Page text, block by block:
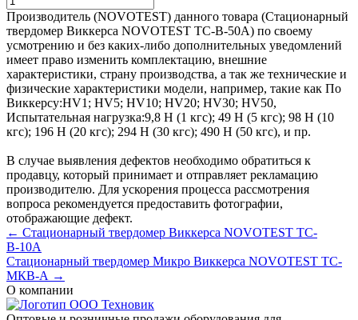
Производитель (NOVOTEST) данного товара (Стационарный
твердомер Виккерса NOVOTEST ТС-В-50А) по своему
усмотрению и без каких-либо дополнительных уведомлений
имеет право изменить комплектацию, внешние
характеристики, страну производства, а так же технические и
физические характеристики модели, например, такие как По
Виккерсу:HV1; HV5; HV10; HV20; HV30; HV50,
Испытательная нагрузка:9,8 Н (1 кгс); 49 Н (5 кгс); 98 Н (10
кгс); 196 Н (20 кгс); 294 Н (30 кгс); 490 Н (50 кгс), и пр.
В случае выявления дефектов необходимо обратиться к
продавцу, который принимает и отправляет рекламацию
производителю. Для ускорения процесса рассмотрения
вопроса рекомендуется предоставить фотографии,
отображающие дефект.
← Стационарный твердомер Виккерса NOVOTEST ТС-
В-10А
Стационарный твердомер Микро Виккерса NOVOTEST ТС-
МКВ-А →
О компании